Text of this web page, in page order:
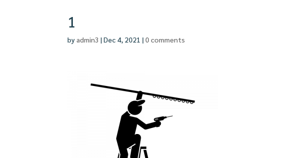
1
byadmin3 |Dec 4, 2021 |0 comments